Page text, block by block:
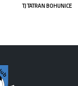
TJ TATRAN BOHUNICE